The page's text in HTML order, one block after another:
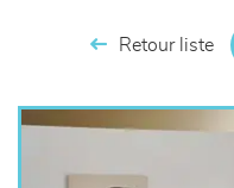
chambres et
literie
Retour liste